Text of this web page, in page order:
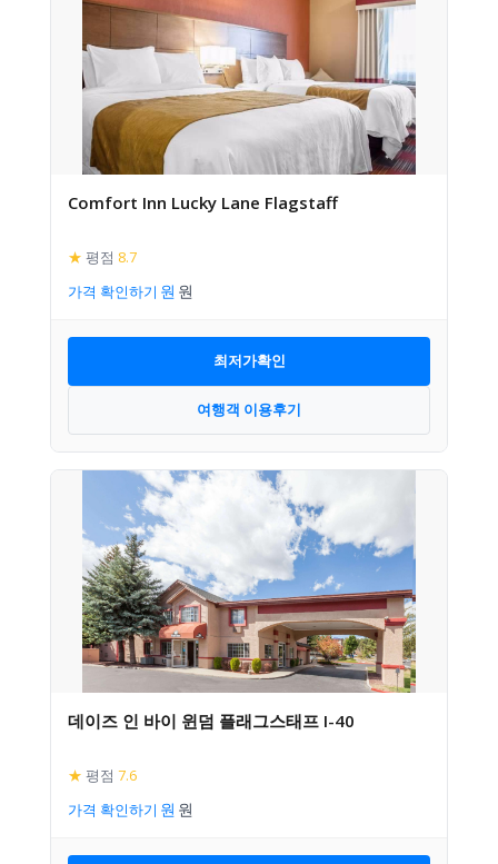
Comfort Inn Lucky Lane Flagstaff
★ 평점 8.7
가격 확인하기
최저가확인
여행객 이용후기
데이즈 인 바이 윈덤 플래그스태프 I-40
★ 평점 7.6
가격 확인하기